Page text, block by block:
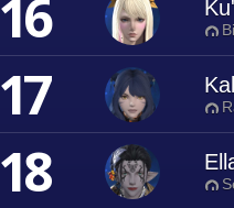
16
17
18